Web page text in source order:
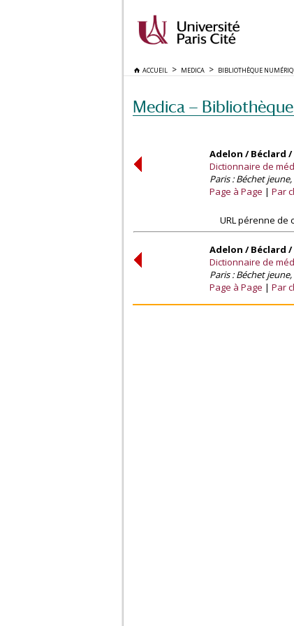
ACCUEIL MEDICA BIBLIOTHÈQUE
Medica —
Adelon / Béclard
Dictionnaire de
Paris : Béchet jeune,
Page à Page
Par
URL pérenne de
Adelon / Béclard
Dictionnaire de
Paris : Béchet jeune,
Page à Page
Par